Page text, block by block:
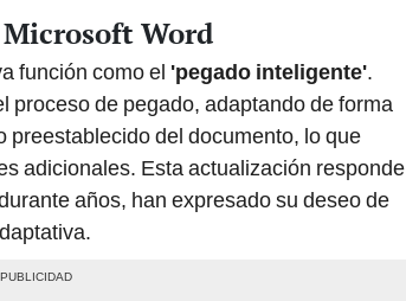
Microsoft Word
función como el 'pegado inteligente'.
proceso de pegado, adaptando de forma
preestablecido del documento, lo que
adicionales. Esta actualización responde
años, han expresado su deseo de